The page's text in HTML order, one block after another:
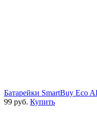
Батарейки SmartBuy Eco
99 руб. Купить